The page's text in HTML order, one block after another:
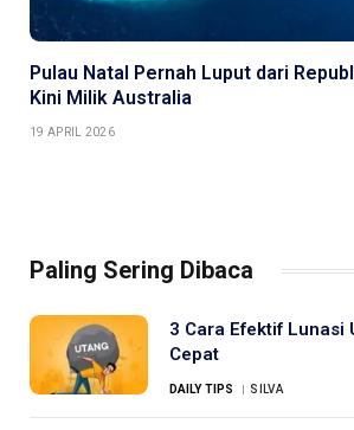
Pulau Natal Pernah Luput dari
Kini Milik Australia
19 APRIL 2026
Paling Sering Dibaca
3 Cara Efektif Lunasi
Cepat
DAILY TIPS SILVA